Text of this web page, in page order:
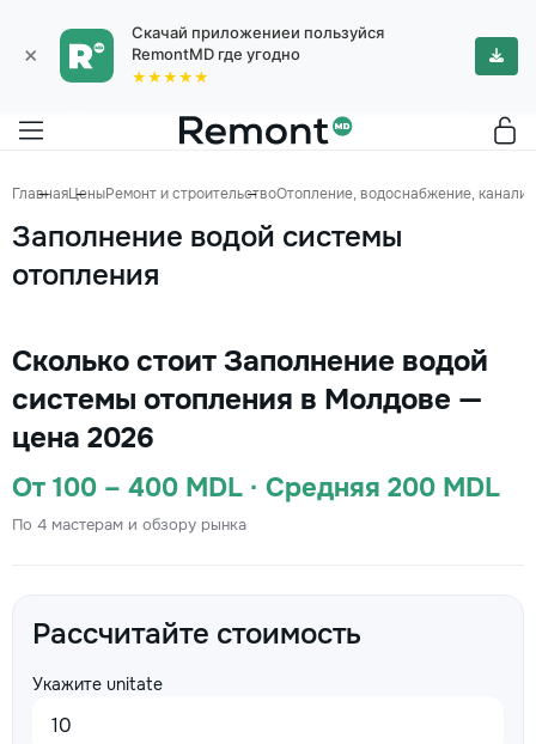
×
Скачай приложениеи пользуйся
RemontMD где угодно
★★★★★
ГлавнаяЦеныРемонт и строительствоОтопление, водоснабжение,
Заполнение водой системы
отопления
Сколько стоит Заполнение водой
системы отопления в Молдове —
цена 2026
От 100 – 400 MDL · Средняя 200 MDL
По 4 мастерам и обзору рынка
Рассчитайте стоимость
Укажите unitate